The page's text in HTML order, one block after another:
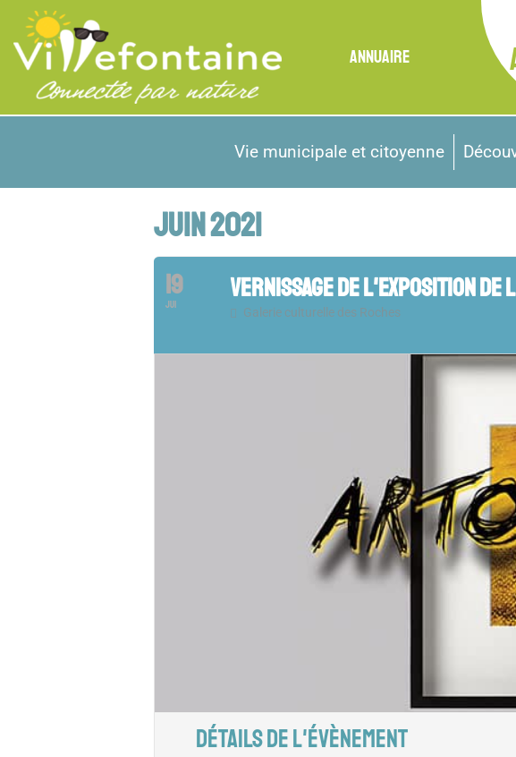
ANNUAIRE
Vie municipale et citoyenne
JUIN 2021
19
JUI
VERNISSAGE DE L'EXPOSITION DE
Galerie culturelle des Roches
DÉTAILS DE L'ÉVÈNEMENT